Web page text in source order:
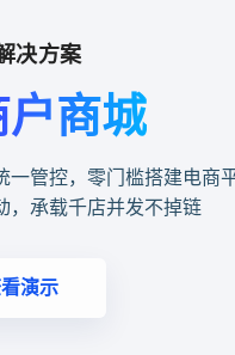
决方案
商城
一管控，零门槛搭建电商
，承载千店并发不掉链
演示